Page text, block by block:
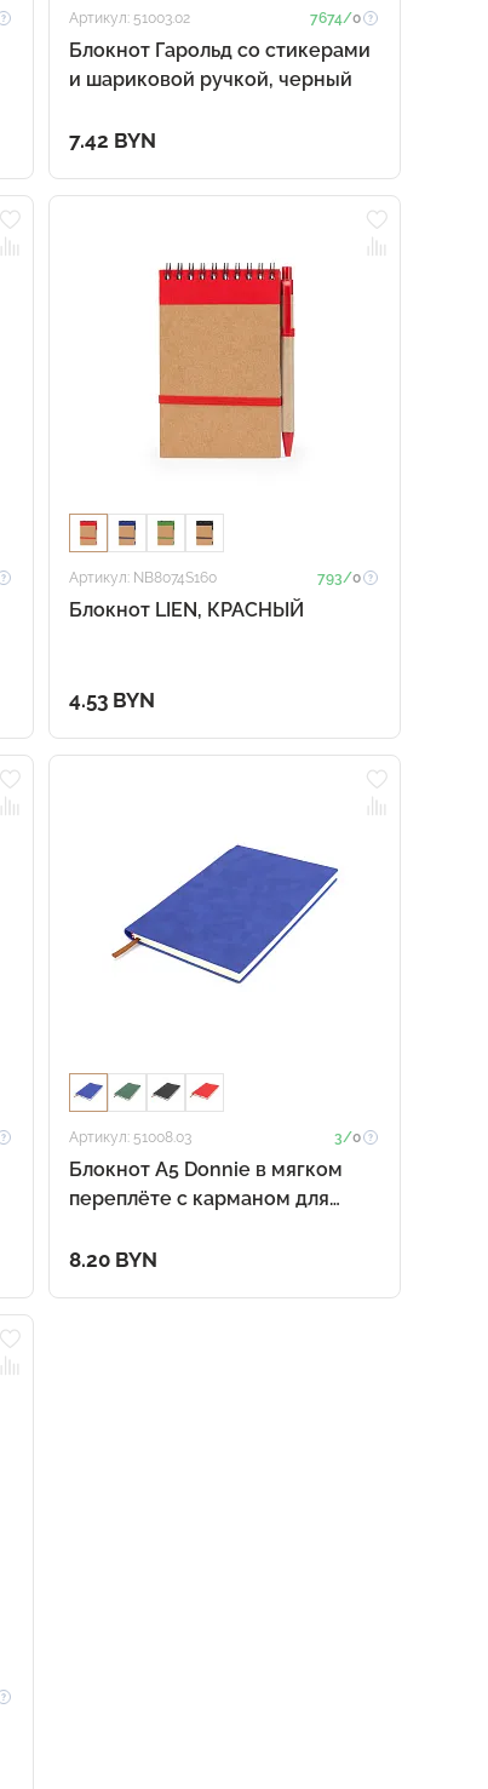
Артикул: 51003.02 7674/0
Блокнот Гарольд со стикерами
и шариковой ручкой, черный
7.42 BYN
Артикул: NB8074S160 793/0
Блокнот LIEN, КРАСНЫЙ
4.53 BYN
Артикул: 51008.03 3/0
Блокнот A5 Donnie в мягком
переплёте c карманом для
8.20 BYN